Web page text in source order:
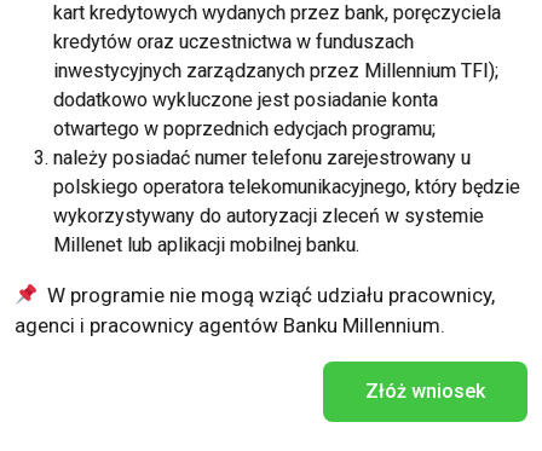
kart kredytowych wydanych przez bank, poręczyciela
kredytów oraz uczestnictwa w funduszach
inwestycyjnych zarządzanych przez Millennium TFI);
dodatkowo wykluczone jest posiadanie konta
otwartego w poprzednich edycjach programu;
należy posiadać numer telefonu zarejestrowany u
polskiego operatora telekomunikacyjnego, który będzie
wykorzystywany do autoryzacji zleceń w systemie
Millenet lub aplikacji mobilnej banku.
W programie nie mogą wziąć udziału pracownicy,
agenci i pracownicy agentów Banku Millennium.
Złóż wniosek